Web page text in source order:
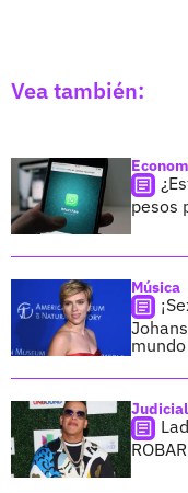
Vea también:
pesos
Música
mundo